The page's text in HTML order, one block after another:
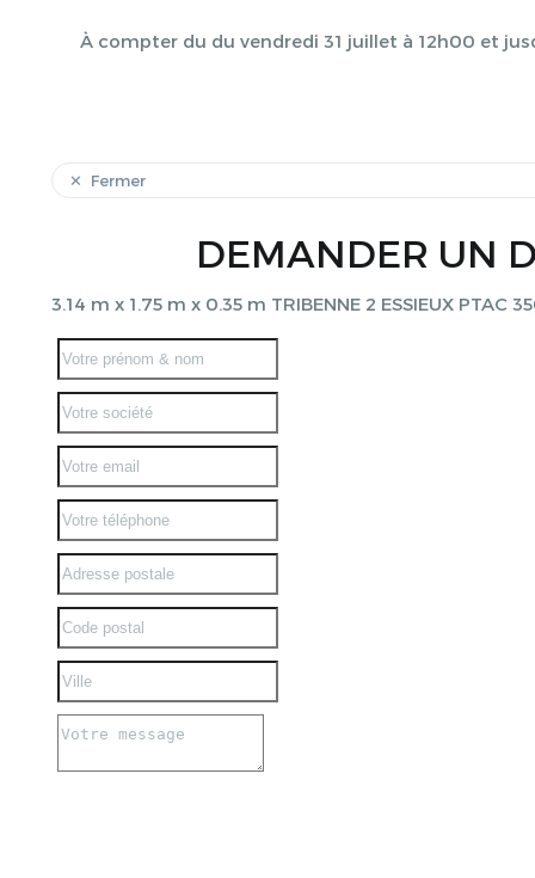
À compter du du vendredi 31 juillet à 12h00 et
Fermer
DEMANDER UN
3.14 m x 1.75 m x 0.35 m TRIBENNE 2 ESSIEUX PTAC